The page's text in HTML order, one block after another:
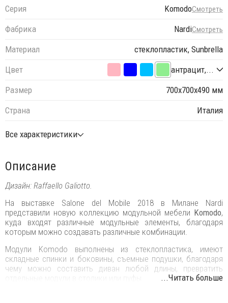
Серия KomodoСмотреть
Фабрика NardiСмотреть
Материал
стеклопластик, Sunbrella
Цвет
антрацит,...
Размер
700х700х490 мм
Страна
Италия
Все характеристики
Описание
Дизайн: Raffaello Galiotto.
На выставке Salone del Mobile 2018 в Милане Nardi
представили новую коллекцию модульной мебели Komodo,
куда входят различные модульные элементы, благодаря
которым можно создавать различные комбинации.
Модули Komodo выполнены из стеклопластика, имеют
складные спинки и боковины, съемные подушки, благодаря
чему можно составить диван любой длины, превратить
отдельные модули в столики или пуфы.
...Читать больше